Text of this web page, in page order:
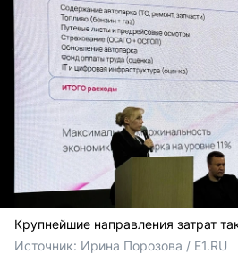
Крупнейшие направления затрат
Источник: Ирина Порозова / E1.RU